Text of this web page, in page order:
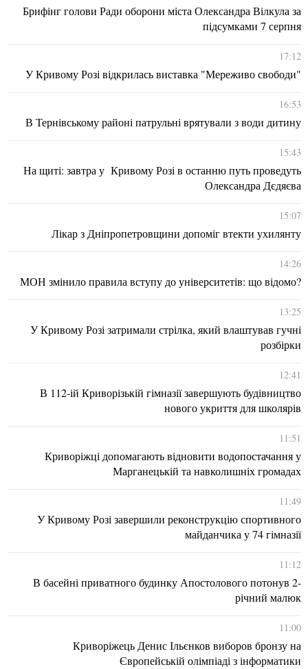
Брифінг голови Ради оборони міста Олександра Вілкула за
підсумками 7 серпня
17:12
У Кривому Розі відкрилась виставка "Мереживо свободи"
16:53
В Тернівському районі патрульні врятували з води дитину
15:43
На щиті: завтра у Кривому Розі в останню путь проведуть
Олександра Дєдяєва
15:07
Лікар з Дніпропетровщини допоміг втекти ухилянту
14:26
МОН змінило правила вступу до університетів: що відомо?
13:25
У Кривому Розі затримали стрілка, який влаштував гучні
розбірки
12:41
В 112-ій Криворізькій гімназії завершують будівництво
нового укриття для школярів
11:51
Криворіжці допомагають відновити водопостачання у
Марганецькій та навколишніх громадах
11:49
У Кривому Розі завершили реконструкцію спортивного
майданчика у 74 гімназії
11:12
В басейні приватного будинку Апостолового потонув 2-
річний малюк
11:00
Криворіжець Денис Ільєнков виборов бронзу на
Європейській олімпіаді з інформатики